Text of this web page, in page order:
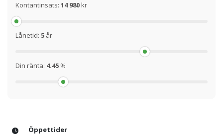
Kontantinsats: 14 980kr
Lånetid: 5 år
Din ränta: 4.45 %
Öppettider